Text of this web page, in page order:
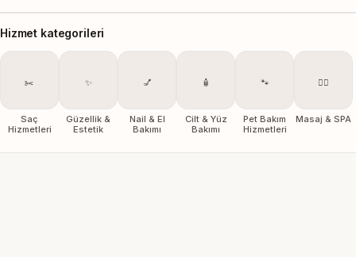
Hizmet kategorileri
✂️
Saç
Hizmetleri
✨
Güzellik &
Estetik
💅
Nail & El
Bakımı
🧴
Cilt & Yüz
Bakımı
🐾
Pet Bakım
Hizmetleri
💆‍♀️
Masaj & SPA